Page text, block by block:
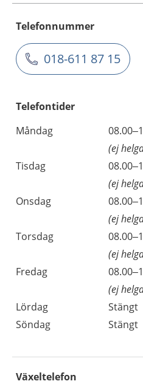
Telefonnummer
018-611 87 15
Telefontider
Måndag
(ej
Tisdag
(ej
Onsdag
(ej
Torsdag
(ej
Fredag
(ej
Lördag
Stängt
Söndag
Stängt
Växeltelefon